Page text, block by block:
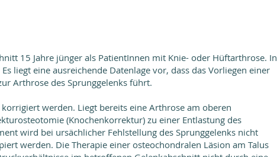
15 Jahre jünger als PatientInnen mit Knie- oder Hüftarthrose. In
liegt eine ausreichende Datenlage vor, dass das Vorliegen einer
Arthrose des Sprunggelenks führt.
werden. Liegt bereits eine Arthrose am oberen
(Knochenkorrektur) zu einer Entlastung des
wird bei ursächlicher Fehlstellung des Sprunggelenks nicht
werden. Die Therapie einer osteochondralen Läsion am Talus